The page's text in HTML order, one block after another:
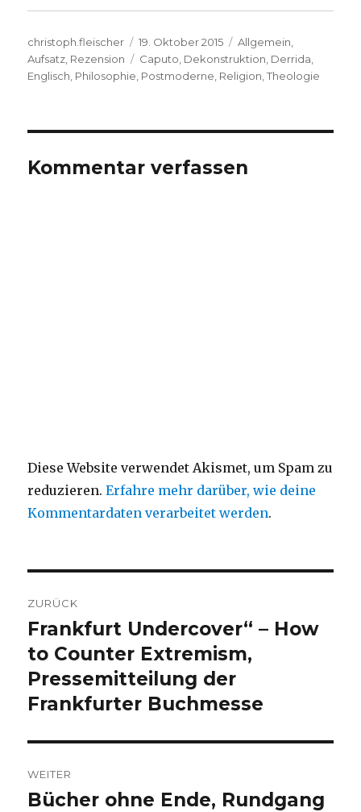
Autor
christoph.fleischer
Veröffentlicht
am
19. Oktober 2015 Kategorien
Allgemein
Aufsatz Rezension Schlagwörter
Caputo Dekonstruktion Derrida
Englisch Philosophie Postmoderne Religion ,Theologie
Kommentar verfassen
Diese Website verwendet Akismet, um Spam zu
reduzieren.Erfahre mehr darüber, wie deine
Kommentardaten verarbeitet werden.
ZURÜCK
Vorheriger
Beitrag:
Frankfurt Undercover“ – How
to Counter Extremism,
Pressemitteilung der
Frankfurter Buchmesse
WEITER
Nächster
Bücher ohne Ende, Rundgang